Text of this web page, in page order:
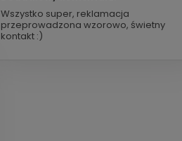
Wszystko super, reklamacja
przeprowadzona wzorowo, świetny
kontakt :)